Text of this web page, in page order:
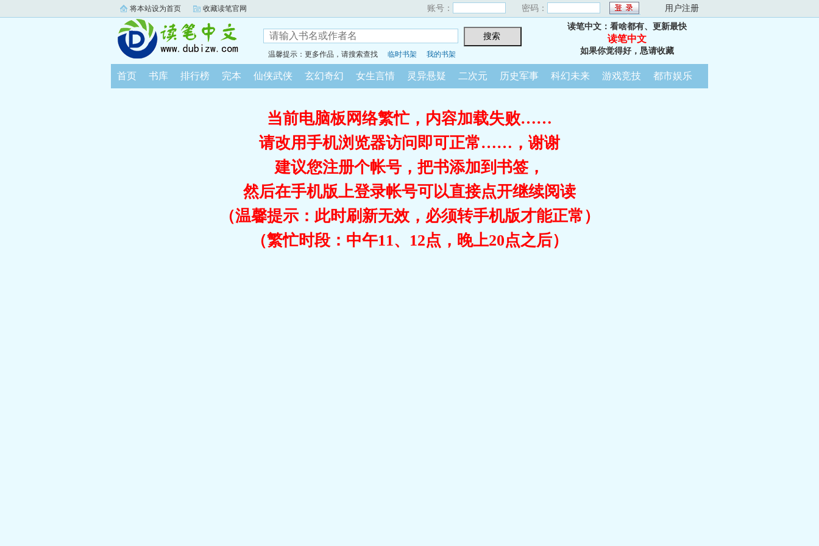
将本站设为首页 收藏读笔官网 账号： 密码： 用户注册
温馨提示：更多作品，请搜索查找 临时书架 我的书架
读笔中文：看啥都有、更新最快
读笔中文
如果你觉得好，恳请收藏
首页 书库 排行榜 完本 仙侠武侠 玄幻奇幻 女生言情 灵异悬疑 二次元 历史军事 科幻未来 游戏竞技 都市娱乐
当前电脑板网络繁忙，内容加载失败……
请改用手机浏览器访问即可正常……，谢谢
建议您注册个帐号，把书添加到书签，
然后在手机版上登录帐号可以直接点开继续阅读
（温馨提示：此时刷新无效，必须转手机版才能正常）
（繁忙时段：中午11、12点，晚上20点之后）